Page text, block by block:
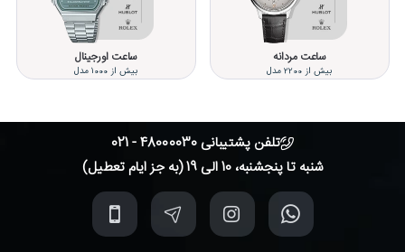
ساعت مردانه
بیش از 2200 مدل
ساعت اورجینال
بیش از 1000 مدل
تلفن پشتیبانی 48000030 - 021
شنبه تا پنجشنبه، 10 الی 19 (به جز ایام تعطیل)